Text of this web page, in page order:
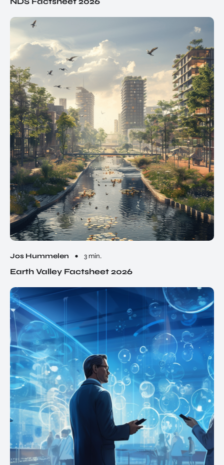
Jos Hummelen 3 min.
Earth Valley Factsheet 2026